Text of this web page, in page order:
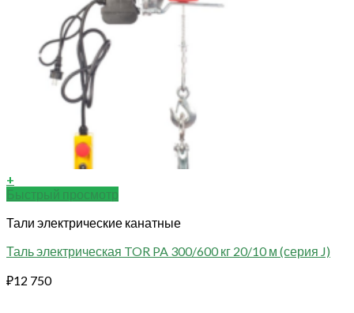
+
Быстрый просмотр
Тали электрические канатные
Таль электрическая TOR PA 300/600 кг 20/10 м (серия J)
₽12 750